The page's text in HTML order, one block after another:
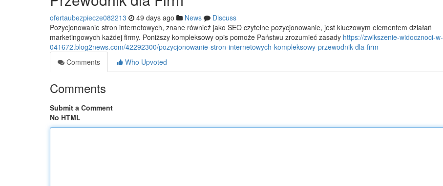
ofertaubezpiecze082213 49 days ago News
Discuss
Pozycjonowanie stron internetowych, znane również jako SEO czytelne pozycjonowanie, jest kluczowym elementem działań
marketingowych każdej firmy. Poniższy kompleksowy opis pomoże Państwu zrozumieć zasady https://zwikszenie-widocznoci-w-
041672.blog2news.com/42292300/pozycjonowanie-stron-internetowych-kompleksowy-przewodnik-dla-firm
Comments
Who Upvoted
Comments
Submit a Comment
No HTML